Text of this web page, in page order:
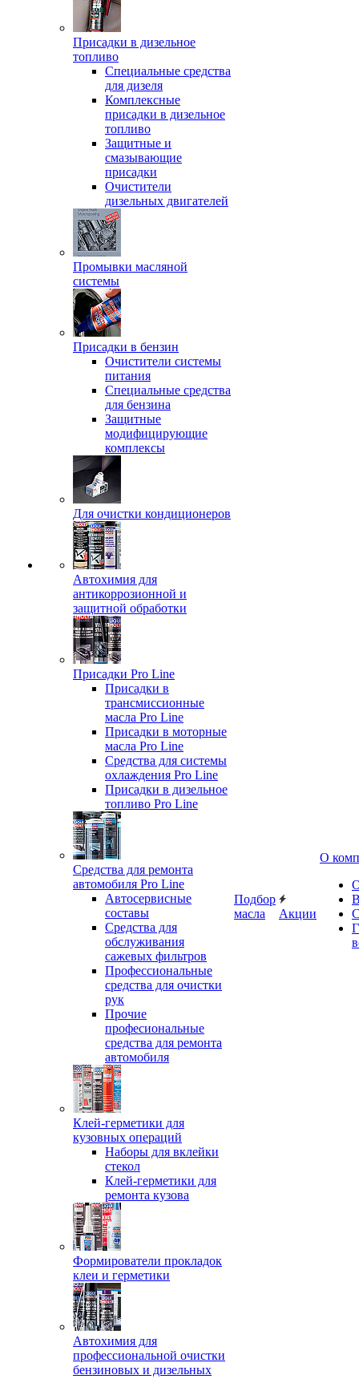
Присадки в дизельное
топливо
Спeциальные средства
для дизеля
Комплексные
присадки в дизельное
топливо
Защитные и
смазывающие
присадки
Очистители
дизельных двигателей
Промывки масляной
системы
Присадки в бензин
Очистители системы
питания
Специальные срeдства
для бензина
Защитные
модифицирующие
комплексы
Для очистки кондиционеров
Автохимия для
антикоррозионной и
защитной обработки
Присадки Pro Line
Присадки в
трансмиссионные
масла Pro Line
Присадки в моторные
масла Pro Line
Средства для системы
охлаждения Pro Line
Присадки в дизельное
топливо Pro Line
Средства для ремонта
автомобиля Pro Line
Автосервисные
составы
Средства для
обслуживания
сажевых фильтров
Профессиональные
средства для очистки
рук
Прочие
професиональные
средства для ремонта
автомобиля
Клей-герметики для
кузовных операций
Наборы для вклейки
стекол
Клей-герметики для
ремонта кузова
Формирователи прокладок
клеи и герметики
Автохимия для
профессиональной очистки
бензиновых и дизельных
Подбор
масла
Акции
О